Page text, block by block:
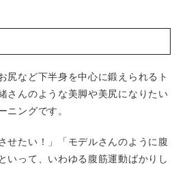
尻など下半身を中心に鍛えられるト
さんのような美脚や美尻になりたい
ニングです。
せたい！」「モデルさんのように腹
いって、いわゆる腹筋運動ばかりし